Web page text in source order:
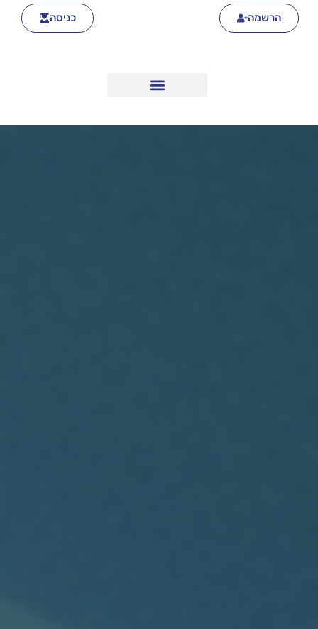
הרשמה כניסה